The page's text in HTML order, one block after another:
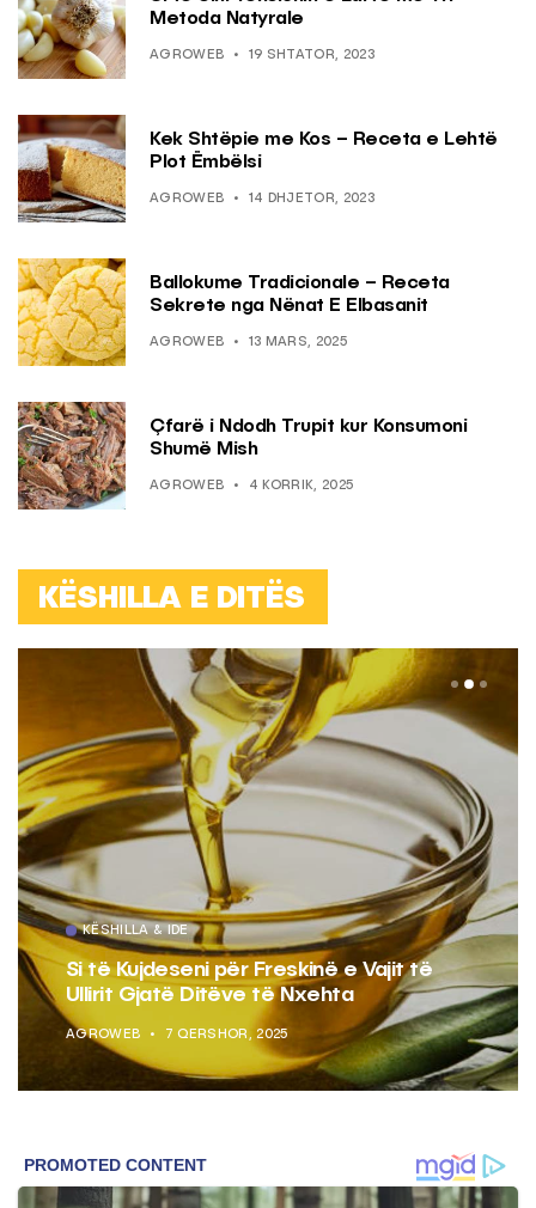
Metoda Natyrale
AGROWEB 19 SHTATOR, 2023
Kek Shtëpie me Kos – Receta e Lehtë
Plot Ëmbëlsi
AGROWEB 14 DHJETOR, 2023
Ballokume Tradicionale – Receta
Sekrete nga Nënat E Elbasanit
AGROWEB 13 MARS, 2025
Çfarë i Ndodh Trupit kur Konsumoni
Shumë Mish
AGROWEB 4 KORRIK, 2025
KËSHILLA E DITËS
KËSHILLA & IDE
Si të Kujdeseni për Freskinë e Vajit të
Ullirit Gjatë Ditëve të Nxehta
AGROWEB 7 QERSHOR, 2025